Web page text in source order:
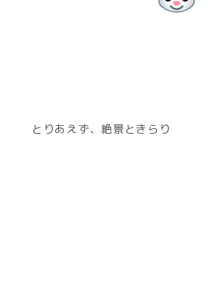
とりあえず、絶景ときらり